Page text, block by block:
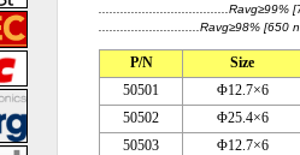
....................................Ravg≥99%
............................Ravg≥98% [650
P/N
Size
50501
Φ12.7×6
50502
Φ25.4×6
50503
Φ12.7×6